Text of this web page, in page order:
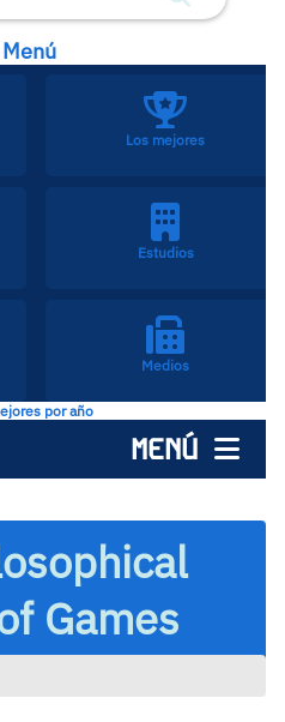
Los mejores
Estudios
Medios
por año
MENÚ
Games